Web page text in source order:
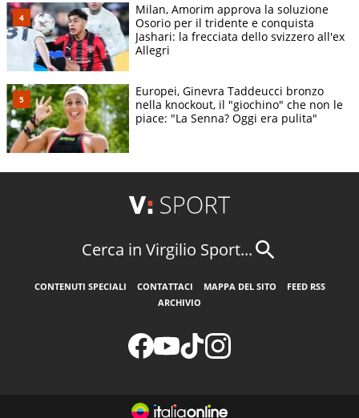
Milan, Amorim approva la soluzione
Osorio per il tridente e conquista
Jashari: la frecciata dello svizzero all'ex
Allegri
Europei, Ginevra Taddeucci bronzo
nella knockout, il "giochino" che non le
piace: "La Senna? Oggi era pulita"
Cerca in Virgilio Sport...
CONTENUTI SPECIALI CONTATTACI MAPPA DEL SITO
FEED RSS
ARCHIVIO